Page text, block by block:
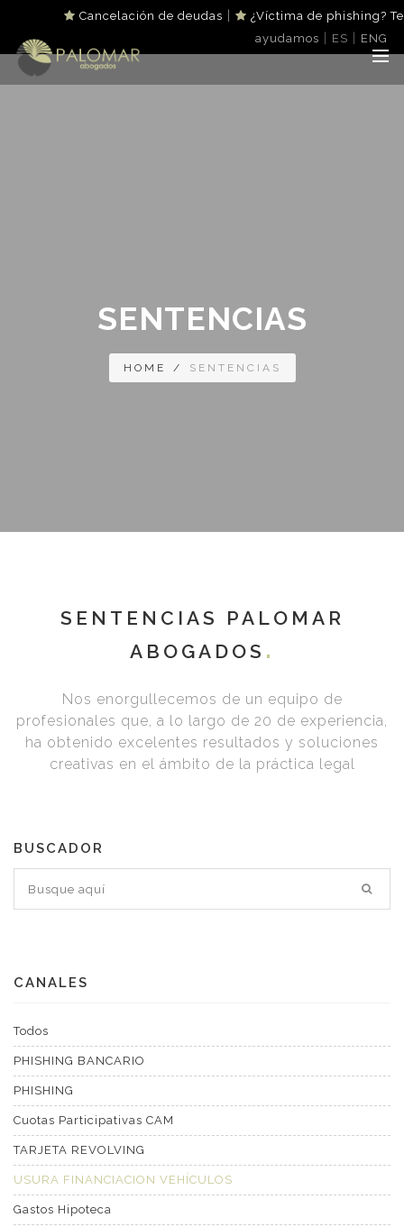
Cancelación de deudas
¿Víctima de phishing? Te
ayudamos
ES ENG
SENTENCIAS
HOME / SENTENCIAS
SENTENCIAS PALOMAR
ABOGADOS
Nos enorgullecemos de un equipo de
profesionales que, a lo largo de 20 de experiencia,
ha obtenido excelentes resultados y soluciones
creativas en el ámbito de la práctica legal
BUSCADOR
CANALES
Todos
PHISHING BANCARIO
PHISHING
Cuotas Participativas CAM
TARJETA REVOLVING
USURA FINANCIACION VEHÍCULOS
Gastos Hipoteca